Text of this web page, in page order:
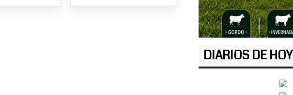
DIARIOS DE HOY